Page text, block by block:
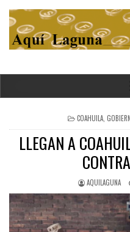
POSTED
IN
COAHUILA
LLEGAN A
AQUILAGUNA